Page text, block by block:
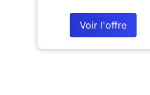
Voir l'offre